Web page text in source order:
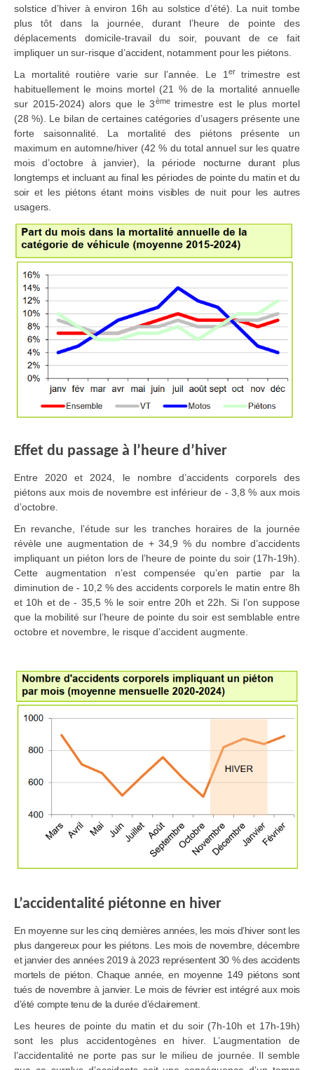
solstice d’hiver à environ 16h au solstice d’été). La nuit tombe
plus tôt dans la journée, durant l’heure de pointe des
déplacements domicile-travail du soir, pouvant de ce fait
impliquer un sur-risque d’accident, notamment pour les piétons.
La mortalité routière varie sur l’année. Le 1 ertrimestre est
habituellement le moins mortel (21 % de la mortalité annuelle
sur 2015-2024) alors que le 3èmetrimestre est le plus mortel
(28 %). Le bilan de certaines catégories d’usagers présente une
forte saisonnalité. La mortalité des piétons présente un
maximum en automne/hiver (42 % du total annuel sur les quatre
mois d’octobre à janvier), la période nocturne durant plus
longtemps et incluant au final les périodes de pointe du matin et du
soir et les piétons étant moins visibles de nuit pour les autres
usagers.
Effet du passage à l’heure d’hiver
Entre 2020 et 2024, le nombre d’accidents corporels des
piétons aux mois de novembre est inférieur de - 3,8 % aux mois
d’octobre.
En revanche, l’étude sur les tranches horaires de la journée
révèle une augmentation de + 34,9 % du nombre d’accidents
impliquant un piéton lors de l’heure de pointe du soir (17h-19h).
Cette augmentation n’est compensée qu’en partie par la
diminution de - 10,2 % des accidents corporels le matin entre 8h
et 10h et de - 35,5 % le soir entre 20h et 22h. Si l’on suppose
que la mobilité sur l’heure de pointe du soir est semblable entre
octobre et novembre, le risque d’accident augmente.
L’accidentalité piétonne en hiver
En moyenne sur les cinq dernières années, les mois d’hiver sont les
plus dangereux pour les piétons. Les mois de novembre, décembre
et janvier des années 2019 à 2023 représentent 30 % des accidents
mortels de piéton. Chaque année, en moyenne 149 piétons sont
tués de novembre à janvier. Le mois de février est intégré aux mois
d’été compte tenu de la durée d’éclairement.
Les heures de pointe du matin et du soir (7h-10h et 17h-19h)
sont les plus accidentogènes en hiver. L’augmentation de
l’accidentalité ne porte pas sur le milieu de journée. Il semble